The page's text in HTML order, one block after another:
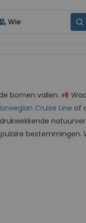
Wie
bomen vallen.
Cruise Line of